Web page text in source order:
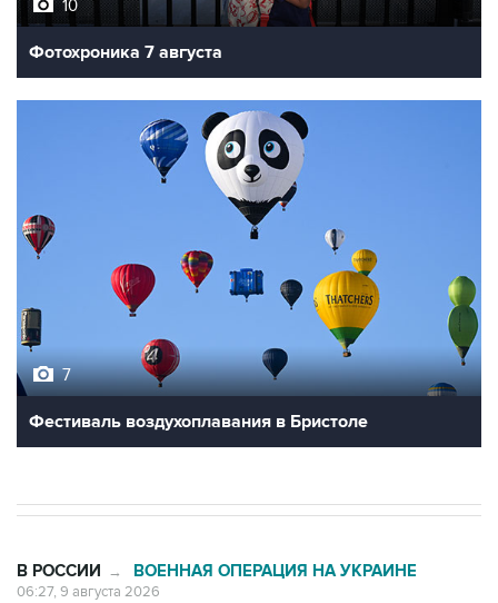
10
Фотохроника 7 августа
7
Фестиваль воздухоплавания в Бристоле
В РОССИИ → ВОЕННАЯ ОПЕРАЦИЯ НА УКРАИНЕ
06:27, 9 августа 2026